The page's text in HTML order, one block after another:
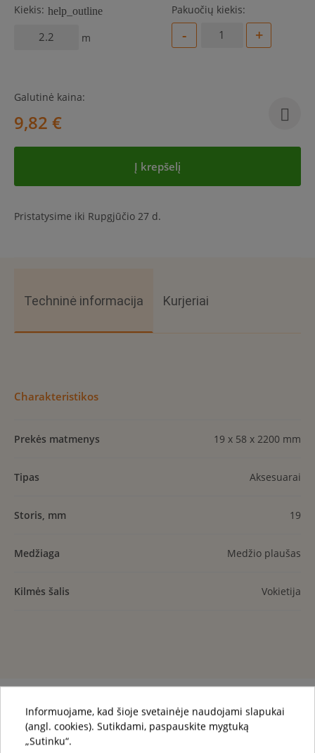
Kiekis: help_outline
m
Pakuočių kiekis:
- +
Galutinė kaina:
9,82 €
Į krepšelį
Pristatysime iki Rupgjūčio 27 d.
Techninė informacija Kurjeriai
Charakteristikos
Prekės matmenys 19 x 58 x 2200 mm
Tipas Aksesuarai
Storis, mm 19
Medžiaga Medžio plaušas
Kilmės šalis Vokietija
Jums taip pat gali patikti
Informuojame, kad šioje svetainėje naudojami slapukai
(angl. cookies). Sutikdami, paspauskite mygtuką
„Sutinku“.